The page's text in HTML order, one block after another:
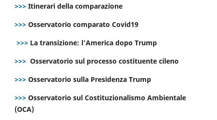
>>> Itinerari della comparazione
>>> Osservatorio comparato Covid19
>>> La transizione: l’America dopo Trump
>>> Osservatorio sul processo costituente cileno
>>> Osservatorio sulla Presidenza Trump
>>> Osservatorio sul Costituzionalismo Ambientale
(OCA)